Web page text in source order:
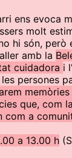
ens evoca
molt
hi són, però
amb la
cuidadora i
persones
memòries
que, com
com a
a 13.00 h